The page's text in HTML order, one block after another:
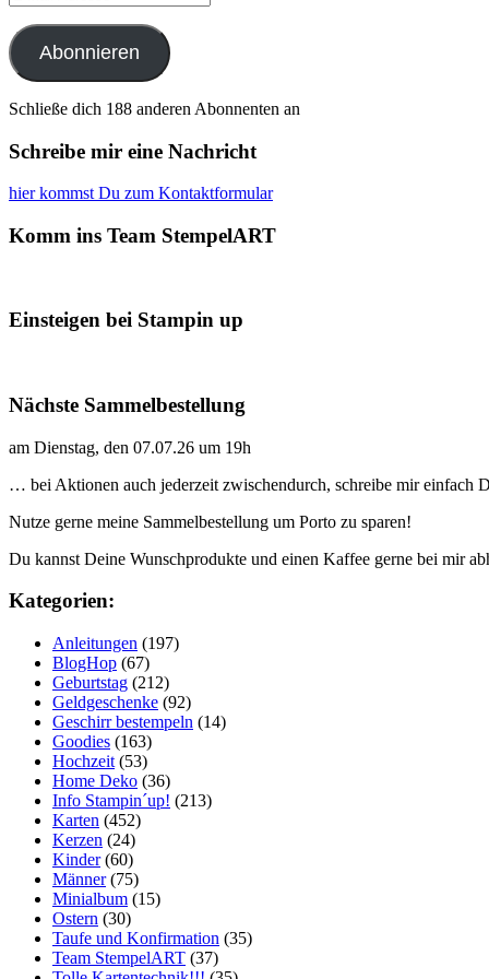
Mail-
Adresse
Abonnieren
Schließe dich 188 anderen Abonnenten an
Schreibe mir eine Nachricht
hier kommst Du zum Kontaktformular
Komm ins Team StempelART
Einsteigen bei Stampin up
Nächste Sammelbestellung
am Dienstag, den 07.07.26 um 19h
… bei Aktionen auch jederzeit zwischendurch, schreibe mir einfach
Nutze gerne meine Sammelbestellung um Porto zu sparen!
Du kannst Deine Wunschprodukte und einen Kaffee gerne bei mir
Kategorien:
Anleitungen (197)
BlogHop (67)
Geburtstag (212)
Geldgeschenke (92)
Geschirr bestempeln (14)
Goodies (163)
Hochzeit (53)
Home Deko (36)
Info Stampin´up! (213)
Karten (452)
Kerzen (24)
Kinder(60)
Männer(75)
Minialbum (15)
Ostern (30)
Taufe und Konfirmation (35)
Team StempelART (37)